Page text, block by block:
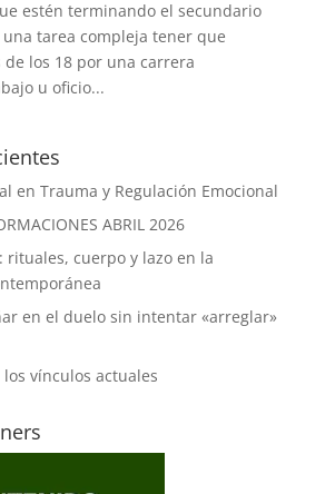
estén terminando el secundario
tarea compleja tener que
los 18 por una carrera
u oficio...
en Trauma y Regulación Emocional
ABRIL 2026
rituales, cuerpo y lazo en la
en el duelo sin intentar «arreglar»
vínculos actuales